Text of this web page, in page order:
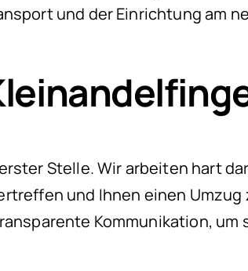
und der Einrichtung am
Stelle. Wir arbeiten hart
und Ihnen einen
Kommunikation,